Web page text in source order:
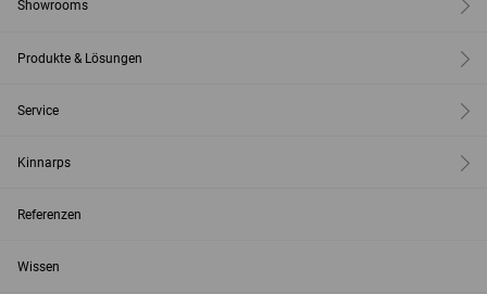
Showrooms
Produkte & Lösungen
Service
Kinnarps
Referenzen
Wissen